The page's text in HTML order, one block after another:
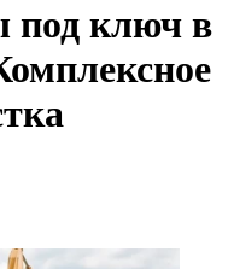
под ключ в